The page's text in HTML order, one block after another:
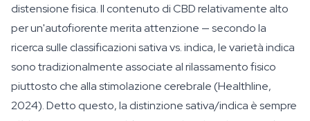
distensione fisica. Il contenuto di CBD relativamente alto
per un'autofiorente merita attenzione — secondo la
ricerca sulle classificazioni sativa vs. indica, le varietà indica
sono tradizionalmente associate al rilassamento fisico
piuttosto che alla stimolazione cerebrale (Healthline,
2024). Detto questo, la distinzione sativa/indica è sempre